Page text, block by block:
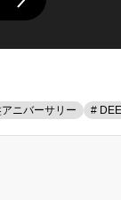
ニバーサリー #